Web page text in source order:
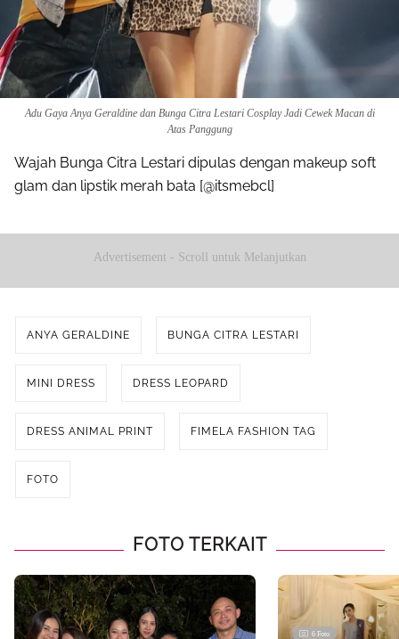
Adu Gaya Anya Geraldine dan Bunga Citra Lestari Cosplay Jadi Cewek Macan di
Atas Panggung
Wajah Bunga Citra Lestari dipulas dengan makeup soft
glam dan lipstik merah bata [@itsmebcl]
Advertisement - Scroll untuk Melanjutkan
ANYA GERALDINE BUNGA CITRA LESTARI
MINI DRESS DRESS LEOPARD
DRESS ANIMAL PRINT FIMELA FASHION TAG
FOTO
FOTO TERKAIT
6 Foto